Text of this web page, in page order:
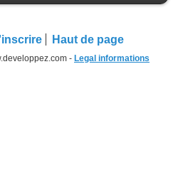
Haut de page
- Legal informations